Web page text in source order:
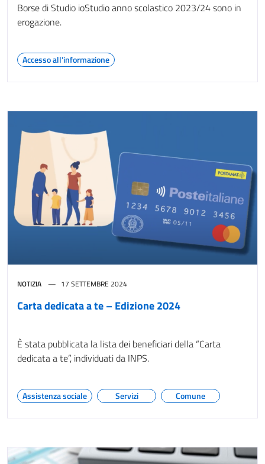
Borse di Studio ioStudio anno scolastico 2023/24 sono in
erogazione.
Accesso all'informazione
NOTIZIA 17 SETTEMBRE 2024
Carta dedicata a te – Edizione 2024
È stata pubblicata la lista dei beneficiari della “Carta
dedicata a te”, individuati da INPS.
Assistenza sociale Servizi Comune